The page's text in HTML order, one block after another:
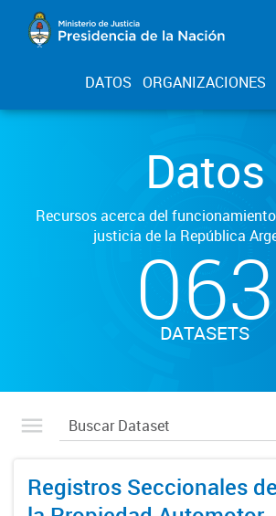
DATOS ORGANIZACIONES
Datos
Recursos acerca del
justicia de la República
063
DATASETS
Registros Seccionales de